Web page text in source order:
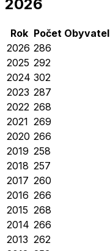
2026
Rok Počet Obyvatel
2026 286
2025 292
2024 302
2023 287
2022 268
2021 269
2020 266
2019 258
2018 257
2017 260
2016 266
2015 268
2014 266
2013 262